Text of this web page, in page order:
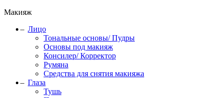
Макияж
Лицо
Тональные основы/ Пудры
Основы под макияж
Консилер/ Корректор
Румяна
Средства для снятия макияжа
Глаза
Тушь